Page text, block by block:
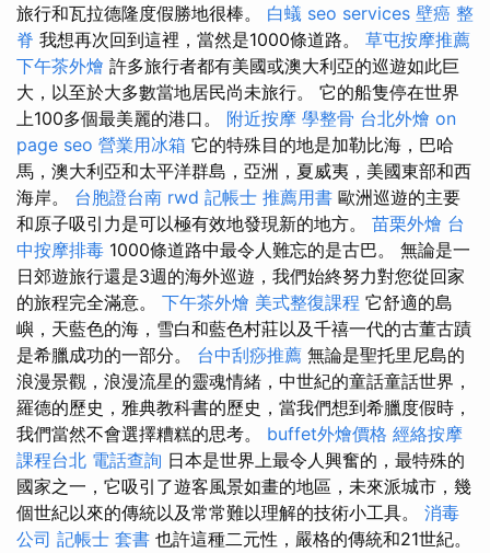
旅行和瓦拉德隆度假勝地很棒。 白蟻 seo services 壁癌 整
脊 我想再次回到這裡，當然是1000條道路。 草屯按摩推薦
下午茶外燴 許多旅行者都有美國或澳大利亞的巡遊如此巨
大，以至於大多數當地居民尚未旅行。 它的船隻停在世界
上100多個最美麗的港口。 附近按摩 學整骨 台北外燴 on
page seo 營業用冰箱 它的特殊目的地是加勒比海，巴哈
馬，澳大利亞和太平洋群島，亞洲，夏威夷，美國東部和西
海岸。 台胞證台南 rwd 記帳士 推薦用書 歐洲巡遊的主要
和原子吸引力是可以極有效地發現新的地方。 苗栗外燴 台
中按摩排毒 1000條道路中最令人難忘的是古巴。 無論是一
日郊遊旅行還是3週的海外巡遊，我們始終努力對您從回家
的旅程完全滿意。 下午茶外燴 美式整復課程 它舒適的島
嶼，天藍色的海，雪白和藍色村莊以及千禧一代的古董古蹟
是希臘成功的一部分。 台中刮痧推薦 無論是聖托里尼島的
浪漫景觀，浪漫流星的靈魂情緒，中世紀的童話童話世界，
羅德的歷史，雅典教科書的歷史，當我們想到希臘度假時，
我們當然不會選擇糟糕的思考。 buffet外燴價格 經絡按摩
課程台北 電話查詢 日本是世界上最令人興奮的，最特殊的
國家之一，它吸引了遊客風景如畫的地區，未來派城市，幾
個世紀以來的傳統以及常常難以理解的技術小工具。 消毒
公司 記帳士 套書 也許這種二元性，嚴格的傳統和21世紀。